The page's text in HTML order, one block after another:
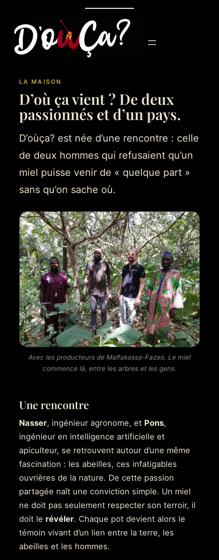
contenu
LA MAISON
D’où ça vient ? De deux
passionnés et d’un pays.
D’oùça? est née d’une rencontre : celle
de deux hommes qui refusaient qu’un
miel puisse venir de « quelque part »
sans qu’on sache où.
Avec les producteurs de Malfakassa-Fazao. Le miel
commence là, entre les arbres et les gens.
Une rencontre
Nasser, ingénieur agronome, et Pons,
ingénieur en intelligence artificielle et
apiculteur, se retrouvent autour d’une même
fascination : les abeilles, ces infatigables
ouvrières de la nature. De cette passion
partagée naît une conviction simple. Un miel
ne doit pas seulement respecter son terroir, il
doit le révéler. Chaque pot devient alors le
témoin vivant d’un lien entre la terre, les
abeilles et les hommes.